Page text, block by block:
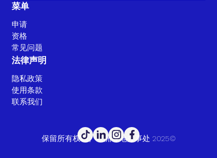
菜单
申请
资格
常见问题
法律声明
隐私政策
使用条款
联系我们
保留所有权利。欧洲等地办事处 2025©